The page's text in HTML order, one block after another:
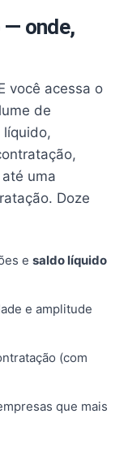
— onde,
você acessa o
de
líquido,
uma
Doze
e saldo líquido
e amplitude
(com
que mais